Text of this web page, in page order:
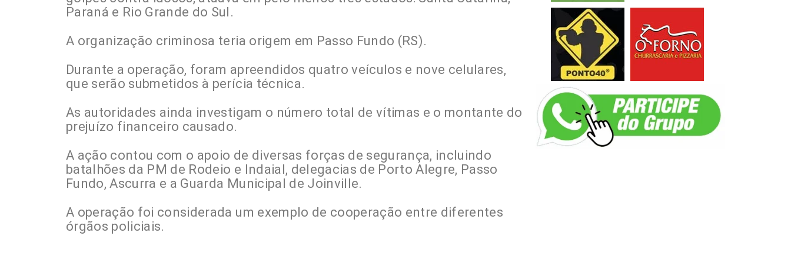
Paraná e Rio Grande do Sul.
A organização criminosa teria origem em Passo Fundo (RS).
Durante a operação, foram apreendidos quatro veículos e nove celulares,
que serão submetidos à perícia técnica.
As autoridades ainda investigam o número total de vítimas e o montante do
prejuízo financeiro causado.
A ação contou com o apoio de diversas forças de segurança, incluindo
batalhões da PM de Rodeio e Indaial, delegacias de Porto Alegre, Passo
Fundo, Ascurra e a Guarda Municipal de Joinville.
A operação foi considerada um exemplo de cooperação entre diferentes
órgãos policiais.